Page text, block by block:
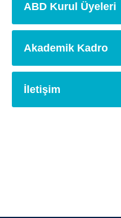
ABD Kurul Üyeleri
Akademik Kadro
İletişim